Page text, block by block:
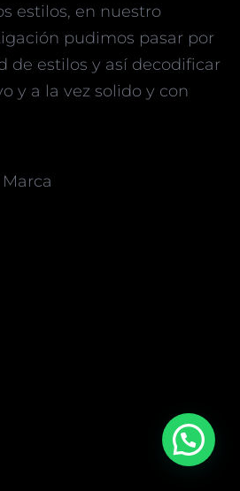
estilos, en nuestro
pudimos pasar por
de estilos y así decodificar
y a la vez solido y con